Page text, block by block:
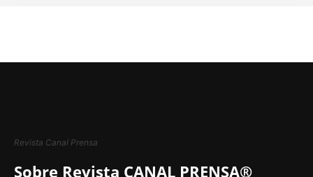
Revista Canal Prensa
Sobre Revista CANAL PRENSA®